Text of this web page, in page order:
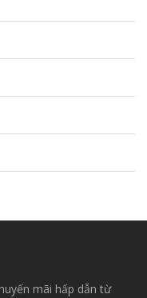
mãi hấp dẫn từ